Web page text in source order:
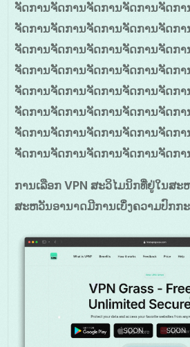
ຈັດການຈັດການຈັດການຈັດການຈັດກ
ຈັດການຈັດການຈັດການຈັດການຈັດກ
ຈັດການຈັດການຈັດການຈັດການຈັດກ
ຈັດການຈັດການຈັດການຈັດການຈັດກ
ຈັດການຈັດການຈັດການຈັດການຈັດກ
ຈັດການຈັດການຈັດການຈັດການຈັດກ
ຈັດການຈັດການຈັດການຈັດການຈັດກ
ຈັດການຈັດການຈັດການຈັດການຈັດກ
ການເລືອກ VPN ສະວິໄມນິກທີ່ຢູ່ໃນສ
ສະຫວັນອານາດມີການເບິ່ງຄວາມປົກ